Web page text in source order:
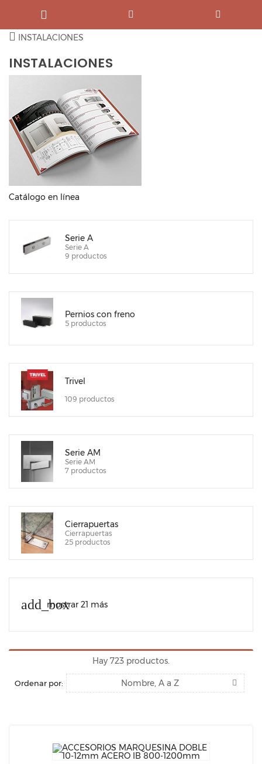
INSTALACIONES
INSTALACIONES
Catálogo en línea
Serie A
Serie A
9 productos
Pernios con freno
5 productos
Trivel
109 productos
Serie AM
Serie AM
7 productos
Cierrapuertas
Cierrapuertas
25 productos
add_boxmostrar 21 más
Hay 723 productos.
Ordenar por: Nombre, A a Z